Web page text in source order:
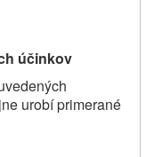
účinkov
urobí primerané